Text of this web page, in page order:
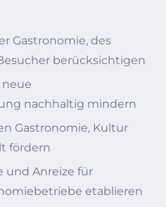
Gastronomie, des
berücksichtigen
nachhaltig mindern
Gastronomie, Kultur
fördern
und Anreize für
etablieren